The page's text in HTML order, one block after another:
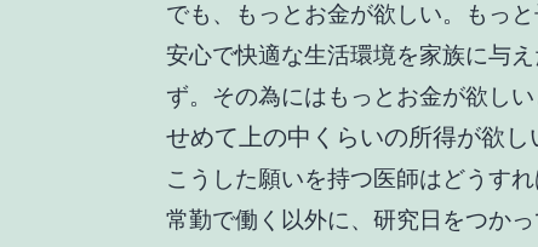
でも、もっとお金が欲しい。もっ
安心で快適な生活環境を家族に与
ず。その為にはもっとお金が欲しい
せめて上の中くらいの所得が欲し
こうした願いを持つ医師はどうすれ
常勤で働く以外に、研究日をつか